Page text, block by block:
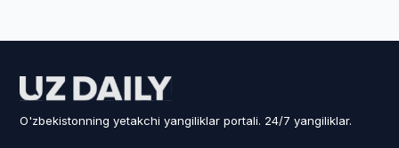
O'zbekistonning yetakchi yangiliklar portali. 24/7 yangiliklar.